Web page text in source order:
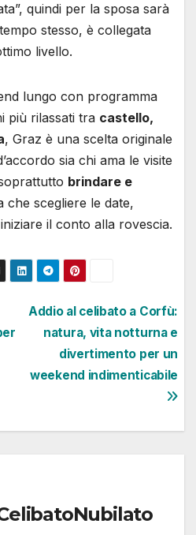
quindi per la sposa sarà
stesso, è collegata
livello.
lungo con programma
più rilassati tra castello,
, Graz è una scelta originale
sia chi ama le visite
brindare e
che scegliere le date,
il conto alla rovescia.
Addio al celibato a Corfù:
natura, vita notturna e
divertimento per un
weekend indimenticabile